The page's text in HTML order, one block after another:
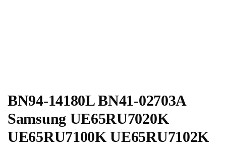
BN94-14180L BN41-02703A
Samsung UE65RU7020K
UE65RU7100K UE65RU7102K